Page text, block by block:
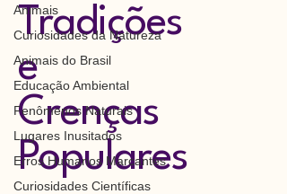
Animais
Curiosidades da Natureza
Animais do Brasil
Educação Ambiental
Fenômenos Naturais
Lugares Inusitados
Erros Humanos Marcantes
Curiosidades Científicas
Tradições
e
Crenças
Populares